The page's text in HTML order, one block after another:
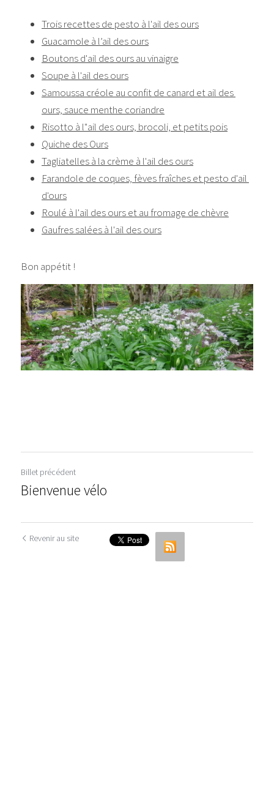
Trois recettes de pesto à l'ail des ours
Guacamole à l’ail des ours
Boutons d'ail des ours au vinaigre
Soupe à l'ail des ours
Samoussa créole au confit de canard et ail des
ours, sauce menthe coriandre
Risotto à l"ail des ours, brocoli, et petits pois
Quiche des Ours
Tagliatelles à la crème à l'ail des ours
Farandole de coques, fèves fraîches et pesto d'ail
d'ours
Roulé à l'ail des ours et au fromage de chèvre
Gaufres salées à l'ail des ours
Bon appétit !
Billet précédent
Bienvenue vélo
Revenir au site